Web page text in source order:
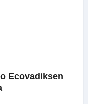
Ecovadiksen